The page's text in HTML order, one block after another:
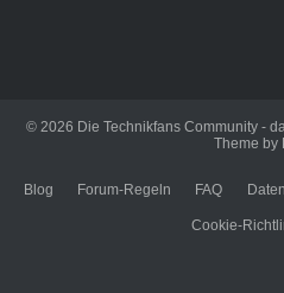
© 2026 Die Technikfans Community -
Theme by
Blog Forum-Regeln FAQ
Cookie-